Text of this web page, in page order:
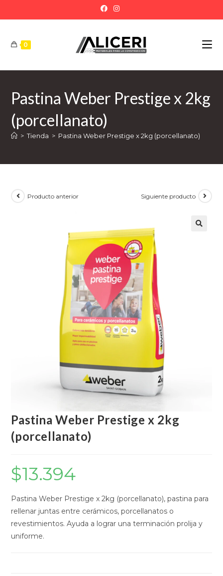
0
Pastina Weber Prestige x 2kg
(porcellanato)
> Tienda > Pastina Weber Prestige x 2kg (porcellanato)
Producto anterior Siguiente producto
Pastina Weber Prestige x 2kg
(porcellanato)
$13.394
Pastina Weber Prestige x 2kg (porcellanato), pastina para
rellenar juntas entre cerámicos, porcellanatos o
revestimientos. Ayuda a lograr una terminación prolija y
uniforme.